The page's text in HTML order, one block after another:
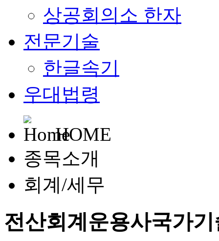
상공회의소 한자
전문기술
한글속기
우대법령
HOME
종목소개
회계/세무
전산회계운용사국가